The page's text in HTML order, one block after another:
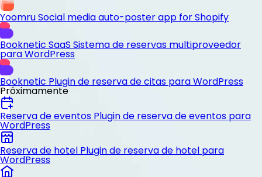
YoomruSocial media auto-poster app for Shopify
Booknetic SaaS Sistema de reservas multiproveedor
para WordPress
Booknetic Plugin de reserva de citas para WordPress
Próximamente
Reserva de eventos Plugin de reserva de eventos para
WordPress
Reserva de hotel Plugin de reserva de hotel para
WordPress